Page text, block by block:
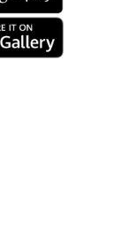
пицца соус
моцарелла для